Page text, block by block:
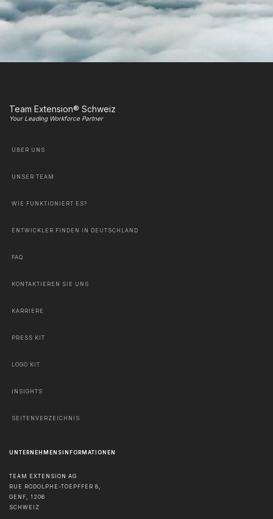
Team Extension® Schweiz
Your Leading Workforce Partner
ÜBER UNS
UNSER TEAM
WIE FUNKTIONIERT ES?
ENTWICKLER FINDEN IN DEUTSCHLAND
FAQ
KONTAKTIEREN SIE UNS
KARRIERE
PRESS KIT
LOGO KIT
INSIGHTS
SEITENVERZEICHNIS
UNTERNEHMENSINFORMATIONEN
TEAM EXTENSION AG
RUE RODOLPHE-TOEPFFER 8,
GENF, 1206
SCHWEIZ